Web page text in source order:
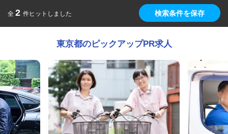
全 2 件ヒットしました 検索条件を保存
東京都のピックアップPR求人